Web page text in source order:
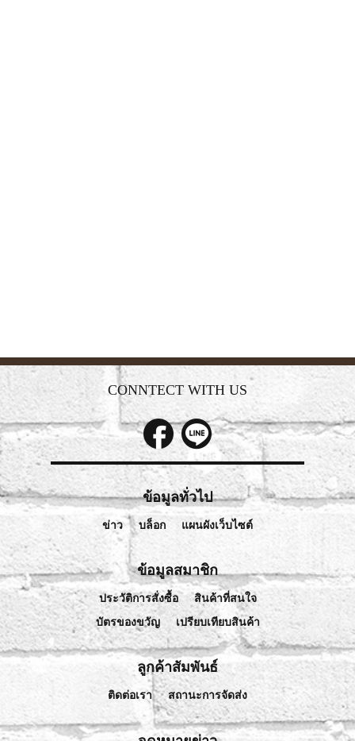
CONNTECT WITH US
ข้อมูลทั่วไป
ข่าว บล็อก แผนผังเว็บไซต์
ข้อมูลสมาชิก
ประวัติการสั่งซื้อ
สินค้าที่สนใจ
บัตรของขวัญ
เปรียบเทียบสินค้า
ลูกค้าสัมพันธ์
ติดต่อเรา สถานะการจัดส่ง